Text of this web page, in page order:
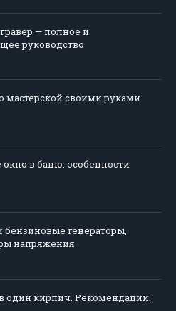
— полное и
руководство
мастерской своими руками
в баню: особенности
генераторы,
напряжения
один кирпич. Рекомендации.